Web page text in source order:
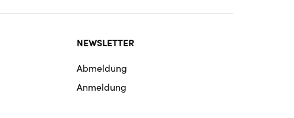
NEWSLETTER
Abmeldung
Anmeldung